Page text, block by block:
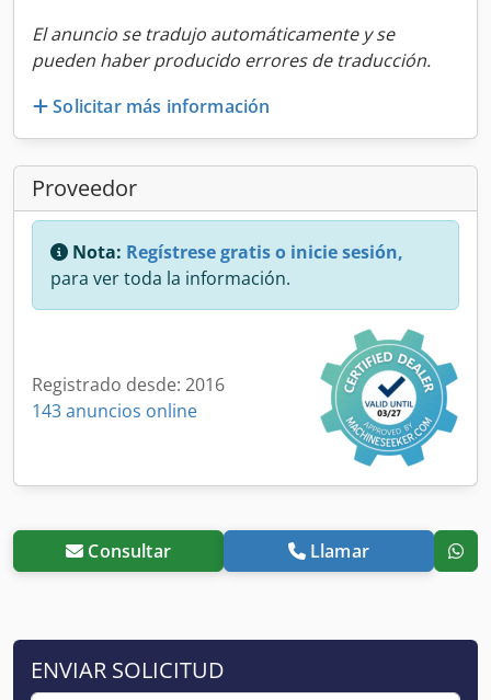
El anuncio se tradujo automáticamente y se
pueden haber producido errores de traducción.
Solicitar más información
Proveedor
Nota: Regístrese gratis o inicie sesión,
para ver toda la información.
Registrado desde: 2016
143 anuncios online
Consultar Llamar
ENVIAR SOLICITUD